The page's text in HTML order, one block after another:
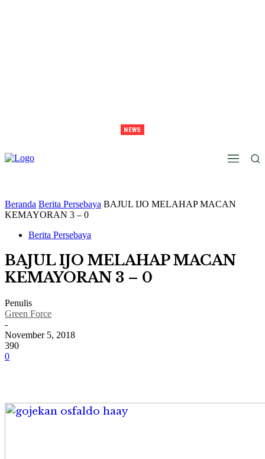
NEWS
Beranda Berita Persebaya BAJUL IJO MELAHAP MACAN
KEMAYORAN 3 – 0
Berita Persebaya
BAJUL IJO MELAHAP MACAN
KEMAYORAN 3 – 0
Penulis
Green Force
-
November 5, 2018
390
0